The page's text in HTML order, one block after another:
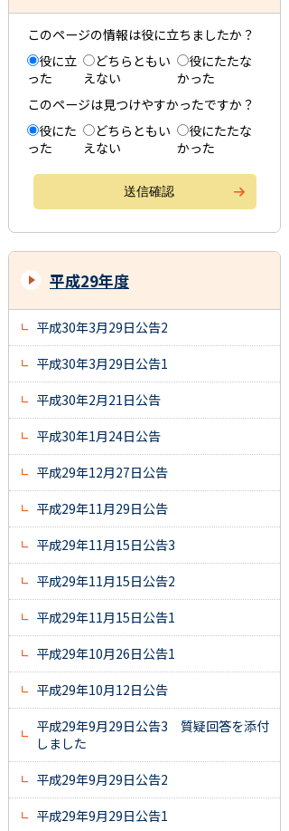
このページの情報は役に立ちましたか？
役に立
った
どちらともい
えない
役にたたな
かった
このページは見つけやすかったですか？
役にた
った
どちらともい
えない
役にたたな
かった
平成29年度
平成30年3月29日公告2
平成30年3月29日公告1
平成30年2月21日公告
平成30年1月24日公告
平成29年12月27日公告
平成29年11月29日公告
平成29年11月15日公告3
平成29年11月15日公告2
平成29年11月15日公告1
平成29年10月26日公告1
平成29年10月12日公告
平成29年9月29日公告3 質疑回答を添付
しました
平成29年9月29日公告2
平成29年9月29日公告1